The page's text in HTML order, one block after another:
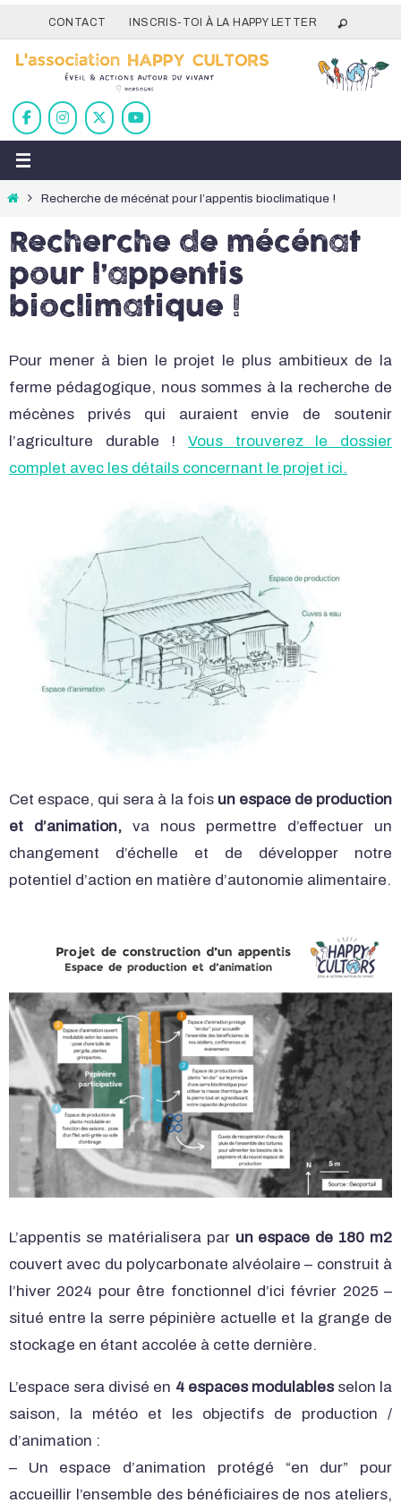
vers
contenu
CONTACT INSCRIS-TOI À LA HAPPY LETTER
HomeRecherche de mécénat pour l’appentis bioclimatique !
Recherche de mécénat
pour l’appentis
bioclimatique !
Pour mener à bien le projet le plus ambitieux de la
ferme pédagogique, nous sommes à la recherche de
mécènes privés qui auraient envie de soutenir
l’agriculture durable ! Vous trouverez le dossier
complet avec les détails concernant le projet ici.
Cet espace, qui sera à la fois un espace de production
et d’animation, va nous permettre d’effectuer un
changement d’échelle et de développer notre
potentiel d’action en matière d’autonomie alimentaire.
L’appentis se matérialisera par un espace de 180 m2
couvert avec du polycarbonate alvéolaire – construit à
l’hiver 2024 pour être fonctionnel d’ici février 2025 –
situé entre la serre pépinière actuelle et la grange de
stockage en étant accolée à cette dernière.
L’espace sera divisé en 4 espaces modulablesselon la
saison, la météo et les objectifs de production /
d’animation :
– Un espace d’animation protégé “en dur” pour
accueillir l’ensemble des bénéficiaires de nos ateliers,